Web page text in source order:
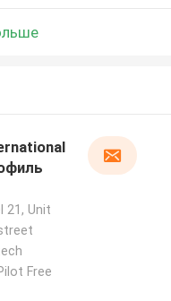
21, Unit
Free